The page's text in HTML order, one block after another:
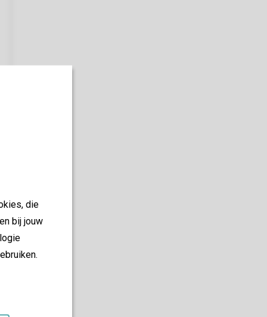
die
bij jouw